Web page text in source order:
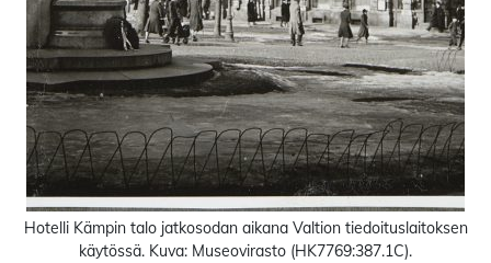
Hotelli Kämpin talo jatkosodan aikana Valtion tiedoituslaitoksen
käytössä. Kuva: Museovirasto (HK7769:387.1C).